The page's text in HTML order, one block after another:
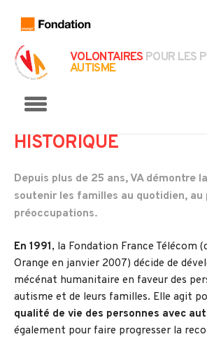
VOLONTAIRES POUR LES
AUTISME
HISTORIQUE
Depuis plus de 25 ans, VA démontre
soutenir les familles au quotidien, au
préoccupations.
En 1991, la Fondation France Télécom
Orange en janvier 2007) décide de
mécénat humanitaire en faveur des
autisme et de leurs familles. Elle agit
qualité de vie des personnes avec
également pour faire progresser la